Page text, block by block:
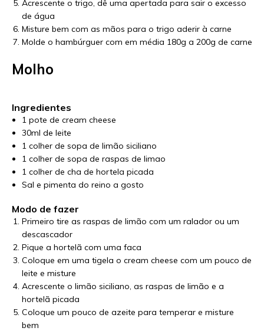
Acrescente o trigo, dê uma apertada para sair o excesso
de água
Misture bem com as mãos para o trigo aderir à carne
Molde o hambúrguer com em média 180g a 200g de carne
Molho
Ingredientes
1 pote de cream cheese
30ml de leite
1 colher de sopa de limão siciliano
1 colher de sopa de raspas de limao
1 colher de cha de hortela picada
Sal e pimenta do reino a gosto
Modo de fazer
Primeiro tire as raspas de limão com um ralador ou um
descascador
Pique a hortelã com uma faca
Coloque em uma tigela o cream cheese com um pouco de
leite e misture
Acrescente o limão siciliano, as raspas de limão e a
hortelã picada
Coloque um pouco de azeite para temperar e misture
bem